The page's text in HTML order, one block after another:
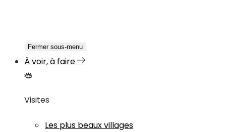
Fermer sous-menu
À voir, à faire
Visites
Les plus beaux villages